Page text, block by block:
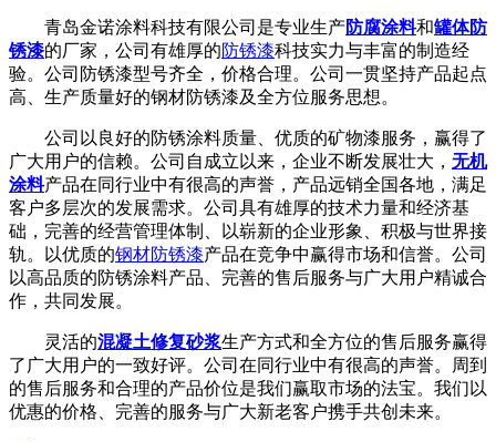
青岛金诺涂料科技有限公司是专业生产防腐涂料和罐体防
锈漆的厂家，公司有雄厚的防锈漆科技实力与丰富的制造经
验。公司防锈漆型号齐全，价格合理。公司一贯坚持产品起点
高、生产质量好的钢材防锈漆及全方位服务思想。
公司以良好的防锈涂料质量、优质的矿物漆服务，赢得了
广大用户的信赖。公司自成立以来，企业不断发展壮大， 无机
涂料产品在同行业中有很高的声誉，产品远销全国各地，满足
客户多层次的发展需求。公司具有雄厚的技术力量和经济基
础，完善的经营管理体制、以崭新的企业形象、积极与世界接
轨。以优质的钢材防锈漆产品在竞争中赢得市场和信誉。公司
以高品质的防锈涂料产品、完善的售后服务与广大用户精诚合
作，共同发展。
灵活的混凝土修复砂浆生产方式和全方位的售后服务赢得
了广大用户的一致好评。公司在同行业中有很高的声誉。周到
的售后服务和合理的产品价位是我们赢取市场的法宝。我们以
优惠的价格、完善的服务与广大新老客户携手共创未来。